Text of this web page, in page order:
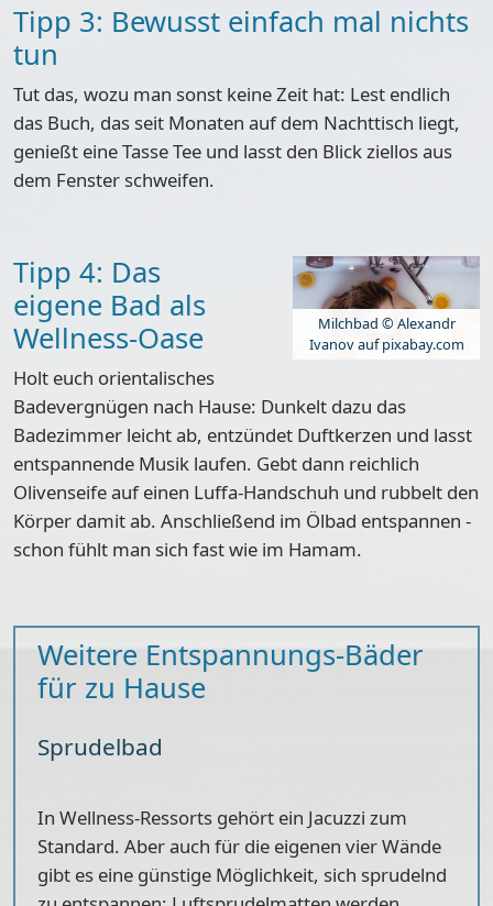
Tipp 3: Bewusst einfach mal nichts
tun
Tut das, wozu man sonst keine Zeit hat: Lest endlich
das Buch, das seit Monaten auf dem Nachttisch liegt,
genießt eine Tasse Tee und lasst den Blick ziellos aus
dem Fenster schweifen.
Milchbad © Alexandr
Ivanov auf pixabay.com
Tipp 4: Das
eigene Bad als
Wellness-Oase
Holt euch orientalisches
Badevergnügen nach Hause: Dunkelt dazu das
Badezimmer leicht ab, entzündet Duftkerzen und lasst
entspannende Musik laufen. Gebt dann reichlich
Olivenseife auf einen Luffa-Handschuh und rubbelt den
Körper damit ab. Anschließend im Ölbad entspannen -
schon fühlt man sich fast wie im Hamam.
Weitere Entspannungs-Bäder
für zu Hause
Sprudelbad
In Wellness-Ressorts gehört ein Jacuzzi zum
Standard. Aber auch für die eigenen vier Wände
gibt es eine günstige Möglichkeit, sich sprudelnd